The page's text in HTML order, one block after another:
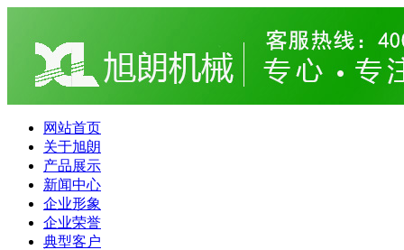
网站首页
关于旭朗
产品展示
新闻中心
企业形象
企业荣誉
典型客户